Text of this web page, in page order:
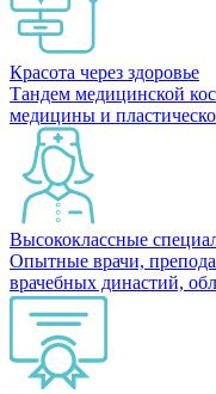
Красота через здоровье
Тандем медицинской
медицины и
Высококлассные
Опытные врачи,
врачебных династий,